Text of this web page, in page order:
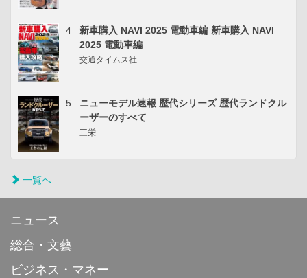
4
新車購入 NAVI 2025 電動車編 新車購入 NAVI
2025 電動車編
交通タイムス社
5
ニューモデル速報 歴代シリーズ 歴代ランドクル
ーザーのすべて
三栄
一覧へ
ニュース
総合・文藝
ビジネス・マネー